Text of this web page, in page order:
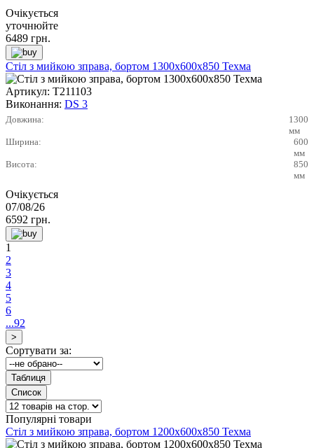
Очікується
уточнюйте
6489 грн.
Стіл з мийкою зправа, бортом 1300х600х850 Техма
Артикул: Т211103
Виконання: DS 3
Довжина:
1300
мм
Ширина:
600
мм
Висота:
850
мм
Очікується
07/08/26
6592 грн.
1
2
3
4
5
6
...92
Сортувати за:
Популярні товари
Стіл з мийкою зправа, бортом 1200х600х850 Техма